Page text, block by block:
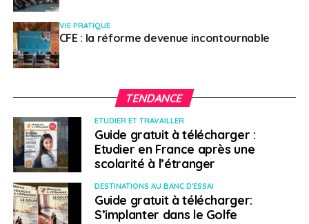
VIE PRATIQUE
CFE : la réforme devenue incontournable
TENDANCE
ETUDIER ET TRAVAILLER
Guide gratuit à télécharger :
Etudier en France après une
scolarité à l’étranger
DESTINATIONS AU BANC D'ESSAI
Guide gratuit à télécharger:
S’implanter dans le Golfe